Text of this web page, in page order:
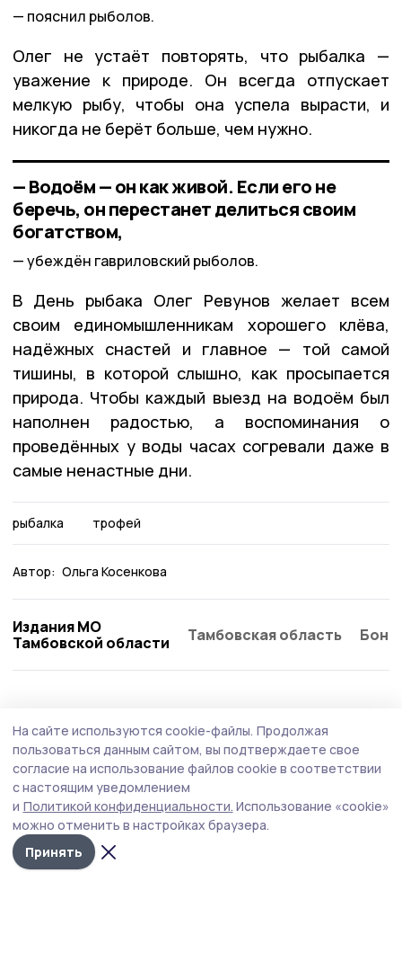
пояснил рыболов.
Олег не устаёт повторять, что рыбалка —
уважение к природе. Он всегда отпускает
мелкую рыбу, чтобы она успела вырасти, и
никогда не берёт больше, чем нужно.
— Водоём — он как живой. Если его не
беречь, он перестанет делиться своим
богатством,
убеждён гавриловский рыболов.
В День рыбака Олег Ревунов желает всем
своим единомышленникам хорошего клёва,
надёжных снастей и главное — той самой
тишины, в которой слышно, как просыпается
природа. Чтобы каждый выезд на водоём был
наполнен радостью, а воспоминания о
проведённых у воды часах согревали даже в
самые ненастные дни.
рыбалка трофей
Автор: Ольга Косенкова
Издания МО
Тамбовской области
Тамбовская область
На сайте используются cookie-файлы. Продолжая
пользоваться данным сайтом, вы подтверждаете свое
согласие на использование файлов cookie в соответствии
с настоящим уведомлением
и Политикой конфиденциальности. Использование «cookie»
можно отменить в настройках браузера.
Принять